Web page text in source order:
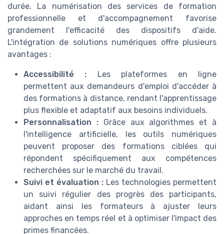
durée. La numérisation des services de formation
professionnelle et d'accompagnement favorise
grandement l'efficacité des dispositifs d'aide.
L'intégration de solutions numériques offre plusieurs
avantages :
Accessibilité : Les plateformes en ligne
permettent aux demandeurs d'emploi d'accéder à
des formations à distance, rendant l'apprentissage
plus flexible et adaptatif aux besoins individuels.
Personnalisation :Grâce aux algorithmes et à
l'intelligence artificielle, les outils numériques
peuvent proposer des formations ciblées qui
répondent spécifiquement aux compétences
recherchées sur le marché du travail.
Suivi et évaluation : Les technologies permettent
un suivi régulier des progrès des participants,
aidant ainsi les formateurs à ajuster leurs
approches en temps réel et à optimiser l'impact des
primes financées.